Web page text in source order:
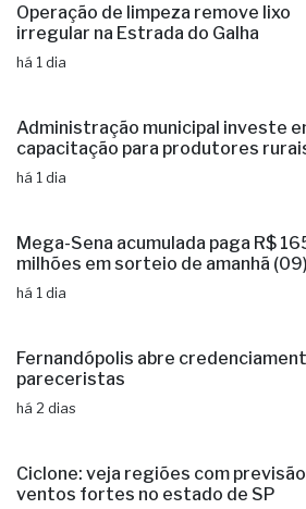
Operação de limpeza remove lixo
irregular na Estrada do Galha
há 1 dia
Administração municipal investe
capacitação para produtores
há 1 dia
Mega-Sena acumulada paga R$
milhões em sorteio de amanhã (09)
há 1 dia
Fernandópolis abre
pareceristas
há 2 dias
Ciclone: veja regiões com
ventos fortes no estado de SP